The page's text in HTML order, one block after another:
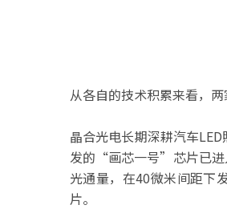
从各自的技术积累来看，
晶合光电长期深耕汽车
发的“画芯一号”芯片已进
光通量，在40微米间距下
片。